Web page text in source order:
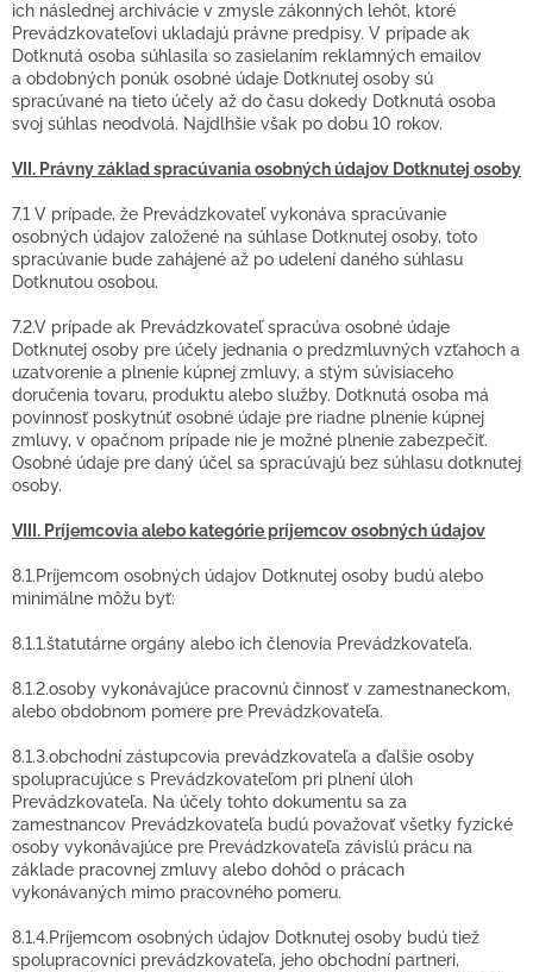
ich následnej archivácie v zmysle zákonných lehôt, ktoré
Prevádzkovateľovi ukladajú právne predpisy. V prípade ak
Dotknutá osoba súhlasila so zasielaním reklamných emailov
a obdobných ponúk osobné údaje Dotknutej osoby sú
spracúvané na tieto účely až do času dokedy Dotknutá osoba
svoj súhlas neodvolá. Najdlhšie však po dobu 10 rokov.
VII. Právny základ spracúvania osobných údajov Dotknutej osoby
7.1 V prípade, že Prevádzkovateľ vykonáva spracúvanie
osobných údajov založené na súhlase Dotknutej osoby, toto
spracúvanie bude zahájené až po udelení daného súhlasu
Dotknutou osobou.
7.2.V prípade ak Prevádzkovateľ spracúva osobné údaje
Dotknutej osoby pre účely jednania o predzmluvných vzťahoch a
uzatvorenie a plnenie kúpnej zmluvy, a stým súvisiaceho
doručenia tovaru, produktu alebo služby. Dotknutá osoba má
povinnosť poskytnúť osobné údaje pre riadne plnenie kúpnej
zmluvy, v opačnom prípade nie je možné plnenie zabezpečiť.
Osobné údaje pre daný účel sa spracúvajú bez súhlasu dotknutej
osoby.
VIII. Príjemcovia alebo kategórie príjemcov osobných údajov
8.1.Príjemcom osobných údajov Dotknutej osoby budú alebo
minimálne môžu byť:
8.1.1.štatutárne orgány alebo ich členovia Prevádzkovateľa.
8.1.2.osoby vykonávajúce pracovnú činnosť v zamestnaneckom,
alebo obdobnom pomere pre Prevádzkovateľa.
8.1.3.obchodní zástupcovia prevádzkovateľa a ďalšie osoby
spolupracujúce s Prevádzkovateľom pri plnení úloh
Prevádzkovateľa. Na účely tohto dokumentu sa za
zamestnancov Prevádzkovateľa budú považovať všetky fyzické
osoby vykonávajúce pre Prevádzkovateľa závislú prácu na
základe pracovnej zmluvy alebo dohôd o prácach
vykonávaných mimo pracovného pomeru.
8.1.4.Príjemcom osobných údajov Dotknutej osoby budú tiež
spolupracovníci prevádzkovateľa, jeho obchodní partneri,